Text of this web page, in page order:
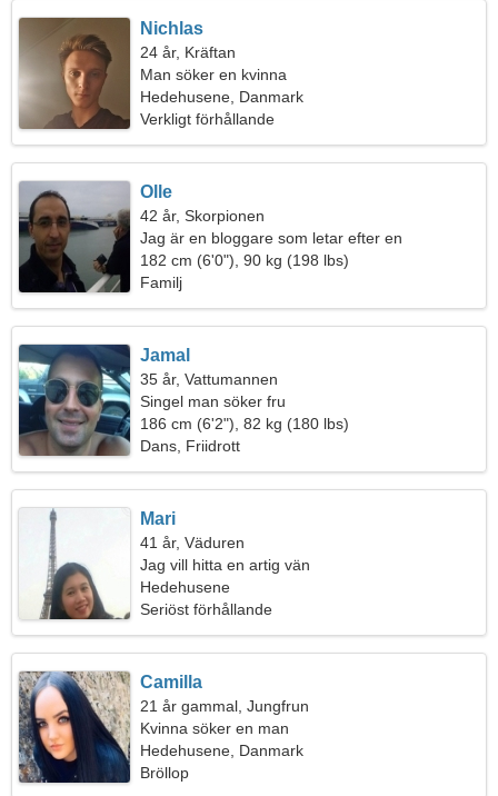
Nichlas
24 år, Kräftan
Man söker en kvinna
Hedehusene, Danmark
Verkligt förhållande
Olle
42 år, Skorpionen
Jag är en bloggare som letar efter en
drömmande kvinna
182 cm (6'0"), 90 kg (198 lbs)
Familj
Jamal
35 år, Vattumannen
Singel man söker fru
186 cm (6'2"), 82 kg (180 lbs)
Dans, Friidrott
Mari
41 år, Väduren
Jag vill hitta en artig vän
Hedehusene
Seriöst förhållande
Camilla
21 år gammal, Jungfrun
Kvinna söker en man
Hedehusene, Danmark
Bröllop